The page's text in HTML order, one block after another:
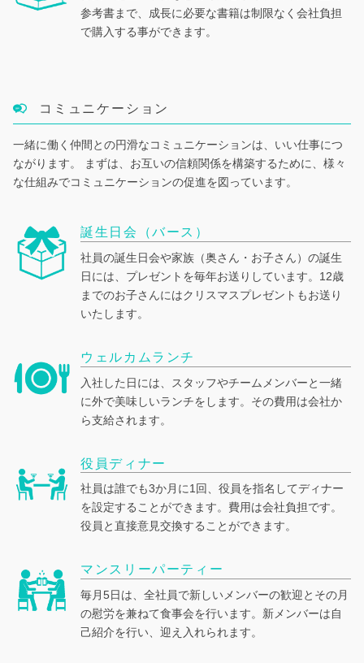
参考書まで、成長に必要な書籍は制限なく会社負担
で購入する事ができます。
コミュニケーション
一緒に働く仲間との円滑なコミュニケーションは、いい仕事につ
ながります。
まずは、お互いの信頼関係を構築するために、様々
な仕組みでコミュニケーションの促進を図っています。
誕生日会（バース）
社員の誕生日会や家族（奥さん・お子さん）の誕生
日には、プレゼントを毎年お送りしています。 12歳
までのお子さんにはクリスマスプレゼントもお送り
いたします。
ウェルカムランチ
入社した日には、スタッフやチームメンバーと一緒
に外で美味しいランチをします。その費用は会社か
ら支給されます。
役員ディナー
社員は誰でも3か月に1回、役員を指名してディナー
を設定することができます。費用は会社負担です。
役員と直接意見交換することができます。
マンスリーパーティー
毎月5日は、全社員で新しいメンバーの歓迎とその月
の慰労を兼ねて食事会を行います。新メンバーは自
己紹介を行い、迎え入れられます。